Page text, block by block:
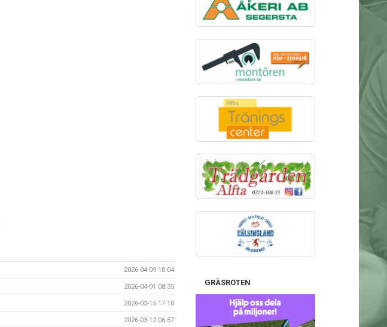
2026-04-09 10:04
2026-04-01 08:35
2026-03-15 17:10
2026-03-12 06:57
GRÄSROTEN